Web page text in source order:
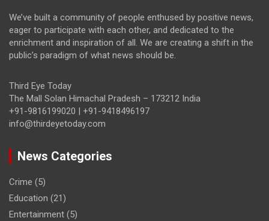
We’ve built a community of people enthused by positive news,
eager to participate with each other, and dedicated to the
enrichment and inspiration of all. We are creating a shift in the
public’s paradigm of what news should be.
Third Eye Today
The Mall Solan Himachal Pradesh – 173212 India
+91-9816199020 | +91-9418496197
info@thirdeyetoday.com
News Categories
Crime (5)
Education (21)
Entertainment (5)